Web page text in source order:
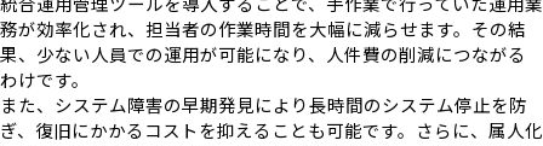
務が効率化され、担当者の作業時間を大幅に減らせます。その結
果、少ない人員での運用が可能になり、人件費の削減につながる
わけです。
また、システム障害の早期発見により長時間のシステム停止を防
ぎ、復旧にかかるコストを抑えることも可能です。さらに、属人化